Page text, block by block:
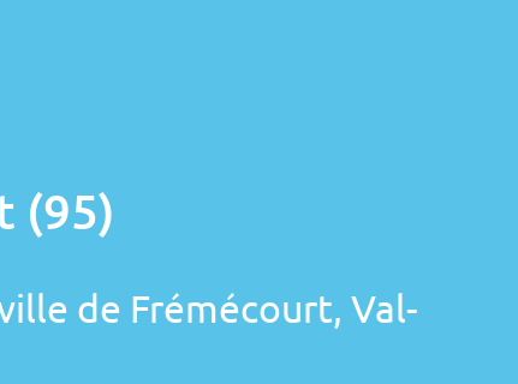
(95)
de Frémécourt, Val-